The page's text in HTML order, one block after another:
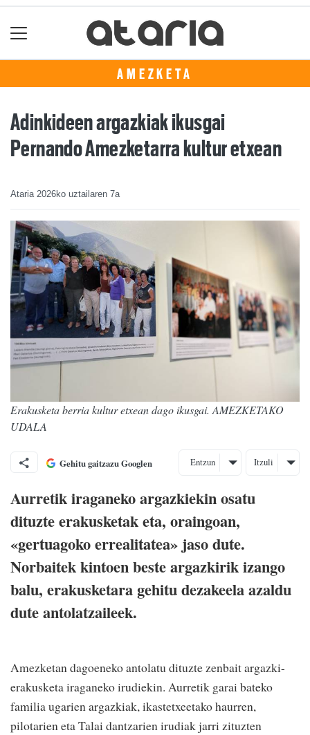
AMEZKETA
Adinkideen argazkiak ikusgai
Pernando Amezketarra kultur etxean
Ataria 2026ko uztailaren 7a
Erakusketa berria kultur etxean dago ikusgai. AMEZKETAKO
UDALA
Gehitu gaitzazu Googlen Entzun Itzuli
Aurretik iraganeko argazkiekin osatu
dituzte erakusketak eta, oraingoan,
«gertuagoko errealitatea» jaso dute.
Norbaitek kintoen beste argazkirik izango
balu, erakusketara gehitu dezakeela azaldu
dute antolatzaileek.
Amezketan dagoeneko antolatu dituzte zenbait argazki-
erakusketa iraganeko irudiekin. Aurretik garai bateko
familia ugarien argazkiak, ikastetxeetako haurren,
pilotarien eta Talai dantzarien irudiak jarri zituzten